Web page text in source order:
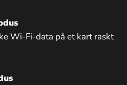
Wi-Fi-data på et kart raskt